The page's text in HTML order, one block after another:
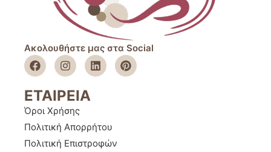
Ακολουθήστε μας στα Social
ΕΤΑΙΡΕΙΑ
Όροι Χρήσης
Πολιτική Απορρήτου
Πολιτική Επιστροφών